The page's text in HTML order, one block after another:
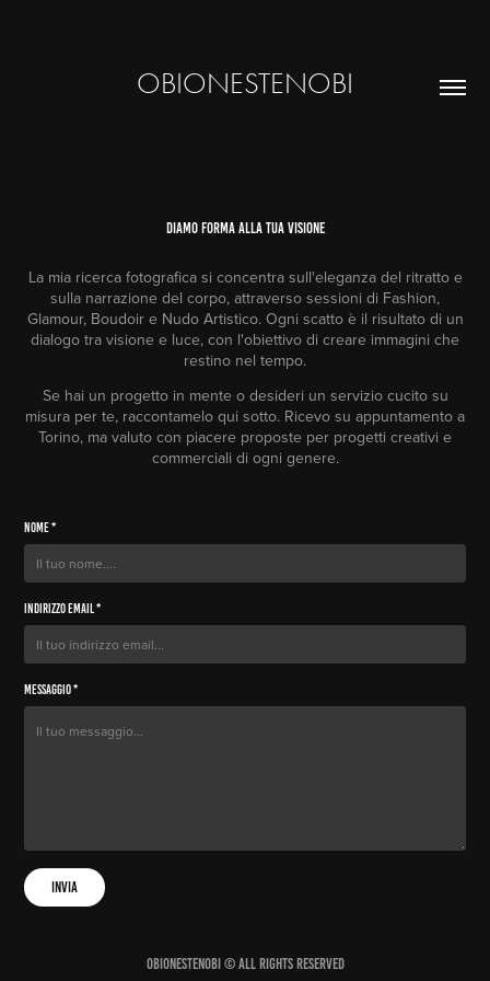
OBIONESTENOBI
Diamo forma alla tua visione
La mia ricerca fotografica si concentra sull'eleganza del ritratto e
sulla narrazione del corpo, attraverso sessioni di Fashion,
Glamour, Boudoir e Nudo Artistico. Ogni scatto è il risultato di un
dialogo tra visione e luce, con l'obiettivo di creare immagini che
restino nel tempo.
Se hai un progetto in mente o desideri un servizio cucito su
misura per te, raccontamelo qui sotto. Ricevo su appuntamento a
Torino, ma valuto con piacere proposte per progetti creativi e
commerciali di ogni genere.
Nome *
Indirizzo Email *
Messaggio *
Invia
ObiOneStenobi © All Rights Reserved